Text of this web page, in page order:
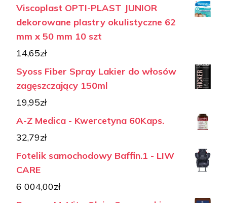
Viscoplast OPTI-PLAST JUNIOR
dekorowane plastry okulistyczne 62
mm x 50 mm 10 szt
14,65zł
Syoss Fiber Spray Lakier do włosów
zagęszczający 150ml
19,95zł
A-Z Medica - Kwercetyna 60Kaps.
32,79zł
Fotelik samochodowy Baffin.1 - LIW
CARE
6 004,00zł